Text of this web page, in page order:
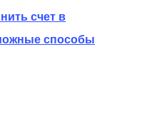
счет в
способы